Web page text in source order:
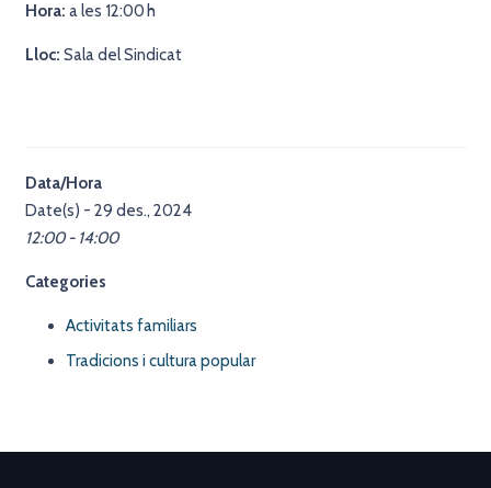
Hora: a les 12:00 h
Lloc: Sala del Sindicat
Data/Hora
Date(s) - 29 des., 2024
12:00 - 14:00
Categories
Activitats familiars
Tradicions i cultura popular